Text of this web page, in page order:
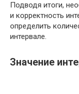
Подводя итоги,
и корректность
определить
интервале.
Значение